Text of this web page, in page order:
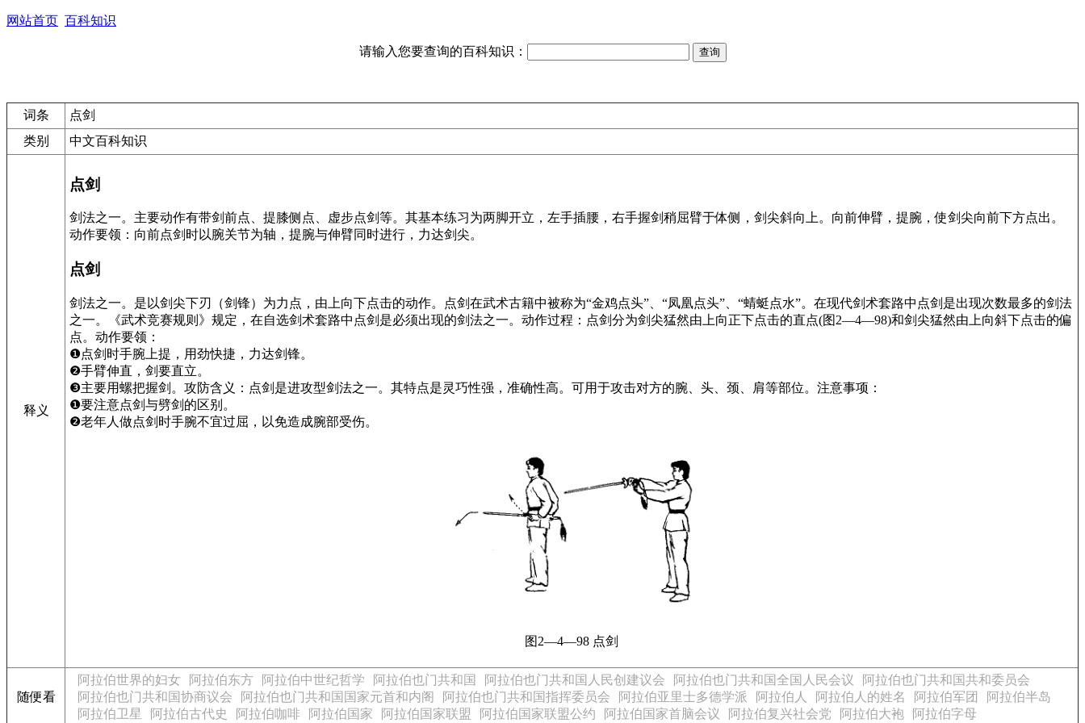
网站首页 百科知识
请输入您要查询的百科知识：
词条
点剑
类别
中文百科知识
释义
点剑
剑法之一。主要动作有带剑前点、提膝侧点、虚步点剑等。其基本练习为两脚开立，左手插腰，右手握剑稍屈臂于体侧，剑尖斜向上。向前伸臂，提腕，使剑尖向前下方点出。
动作要领：向前点剑时以腕关节为轴，提腕与伸臂同时进行，力达剑尖。
点剑
剑法之一。是以剑尖下刃（剑锋）为力点，由上向下点击的动作。点剑在武术古籍中被称为“金鸡点头”、“凤凰点头”、“蜻蜓点水”。在现代剑术套路中点剑是出现次数最多的剑法
之一。《武术竞赛规则》规定，在自选剑术套路中点剑是必须出现的剑法之一。动作过程：点剑分为剑尖猛然由上向正下点击的直点(图2—4—98)和剑尖猛然由上向斜下点击的偏
点。动作要领：
❶点剑时手腕上提，用劲快捷，力达剑锋。
❷手臂伸直，剑要直立。
❸主要用螺把握剑。攻防含义：点剑是进攻型剑法之一。其特点是灵巧性强，准确性高。可用于攻击对方的腕、头、颈、肩等部位。注意事项：
❶要注意点剑与劈剑的区别。
❷老年人做点剑时手腕不宜过屈，以免造成腕部受伤。
图2—4—98 点剑
随便看
阿拉伯世界的妇女 阿拉伯东方 阿拉伯中世纪哲学 阿拉伯也门共和国 阿拉伯也门共和国人民创建议会 阿拉伯也门共和国全国人民会议
阿拉伯也门共和国共和委员会
阿拉伯也门共和国协商议会
阿拉伯也门共和国国家元首和内阁 阿拉伯也门共和国指挥委员会 阿拉伯亚里士多德学派 阿拉伯人 阿拉伯人的姓名 阿拉伯军团
阿拉伯半岛
阿拉伯卫星
阿拉伯古代史 阿拉伯咖啡 阿拉伯国家 阿拉伯国家联盟 阿拉伯国家联盟公约 阿拉伯国家首脑会议 阿拉伯复兴社会党 阿拉伯大袍 阿拉伯字母